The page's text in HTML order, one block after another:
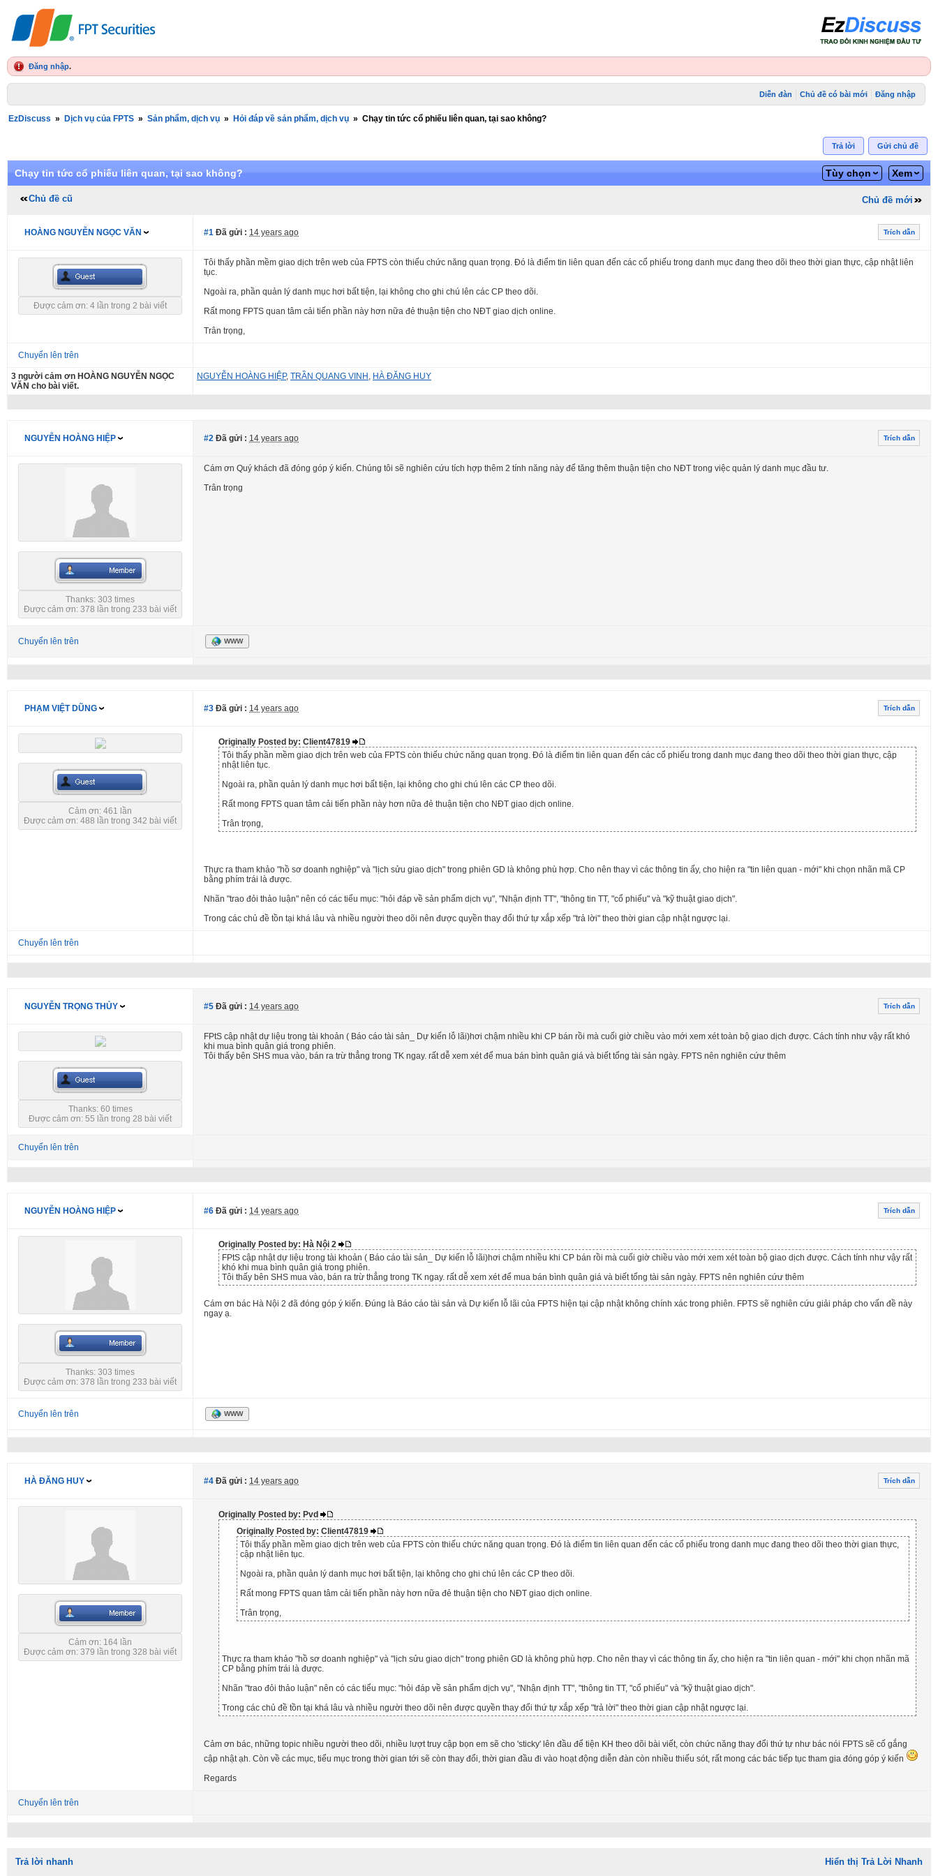
Đăng nhập.
Diễn đàn Chủ đề có bài mới Đăng nhập
EzDiscuss » Dịch vụ của FPTS » Sản phẩm, dịch vụ » Hỏi đáp về sản phẩm, dịch vụ » Chạy tin tức cổ phiếu liên quan, tại sao không?
Gửi chủ đề
Trả lời
Chạy tin tức cổ phiếu liên quan, tại sao không? Tùy chọn Xem
Chủ đề cũ Chủ đề mới
HOÀNG NGUYỄN NGỌC VĂN #1 Đã gửi : 14 years ago Trích dẫn
Được cảm ơn: 4 lần trong 2 bài viết
Tôi thấy phần mềm giao dịch trên web của FPTS còn thiếu chức năng quan trọng. Đó là điểm tin liên quan đến các cổ phiếu trong danh mục đang theo dõi theo thời gian thực, cập nhật liên
tục.
Ngoài ra, phần quản lý danh mục hơi bất tiện, lại không cho ghi chú lên các CP theo dõi.
Rất mong FPTS quan tâm cải tiến phần này hơn nữa đẻ thuận tiện cho NĐT giao dịch online.
Trân trọng,
Chuyển lên trên
3 người cảm ơn HOÀNG NGUYỄN NGỌC
VĂN cho bài viết.
NGUYỄN HOÀNG HIỆP, TRẦN QUANG VINH , HÀ ĐĂNG HUY
NGUYỄN HOÀNG HIỆP #2 Đã gửi : 14 years ago Trích dẫn
Thanks: 303 times
Được cảm ơn: 378 lần trong 233 bài viết
Cám ơn Quý khách đã đóng góp ý kiến. Chúng tôi sẽ nghiên cứu tích hợp thêm 2 tính năng này để tăng thêm thuận tiện cho NĐT trong việc quản lý danh mục đầu tư.
Trân trọng
Chuyển lên trên WWW
PHẠM VIỆT DŨNG #3 Đã gửi : 14 years ago Trích dẫn
Cảm ơn: 461 lần
Được cảm ơn: 488 lần trong 342 bài viết
Originally Posted by: Client47819
Tôi thấy phần mềm giao dịch trên web của FPTS còn thiếu chức năng quan trọng. Đó là điểm tin liên quan đến các cổ phiếu trong danh mục đang theo dõi theo thời gian thực, cập
nhật liên tục.
Ngoài ra, phần quản lý danh mục hơi bất tiện, lại không cho ghi chú lên các CP theo dõi.
Rất mong FPTS quan tâm cải tiến phần này hơn nữa đẻ thuận tiện cho NĐT giao dịch online.
Trân trọng,
Thực ra tham khảo "hồ sơ doanh nghiệp" và "lịch sửu giao dịch" trong phiên GD là không phù hợp. Cho nên thay vì các thông tin ấy, cho hiện ra "tin liên quan - mới" khi chọn nhãn mã CP
bằng phím trái là được.
Nhãn "trao đỏi thảo luận" nên có các tiểu mục: "hỏi đáp về sản phẩm dịch vụ", "Nhận định TT", "thông tin TT, "cổ phiếu" và "kỹ thuật giao dịch".
Trong các chủ đề tồn tại khá lâu và nhiều người theo dõi nên được quyền thay đổi thứ tự xắp xếp "trả lời" theo thời gian cập nhật ngược lại.
Chuyển lên trên
NGUYỄN TRỌNG THỦY #5 Đã gửi : 14 years ago Trích dẫn
Thanks: 60 times
Được cảm ơn: 55 lần trong 28 bài viết
FPtS cập nhật dự liệu trong tài khoản ( Báo cáo tài sản_ Dự kiến lỗ lãi)hơi chậm nhiều khi CP bán rồi mà cuối giờ chiều vào mới xem xét toàn bộ giao dịch được. Cách tính như vậy rất khó
khi mua bình quân giá trong phiên.
Tôi thấy bên SHS mua vào, bán ra trừ thẳng trong TK ngay. rất dễ xem xét để mua bán bình quân giá và biết tổng tài sản ngày. FPTS nên nghiên cứư thêm
Chuyển lên trên
NGUYỄN HOÀNG HIỆP #6 Đã gửi : 14 years ago Trích dẫn
Thanks: 303 times
Được cảm ơn: 378 lần trong 233 bài viết
Originally Posted by: Hà Nội 2
FPtS cập nhật dự liệu trong tài khoản ( Báo cáo tài sản_ Dự kiến lỗ lãi)hơi chậm nhiều khi CP bán rồi mà cuối giờ chiều vào mới xem xét toàn bộ giao dịch được. Cách tính như vậy rất
khó khi mua bình quân giá trong phiên.
Tôi thấy bên SHS mua vào, bán ra trừ thẳng trong TK ngay. rất dễ xem xét để mua bán bình quân giá và biết tổng tài sản ngày. FPTS nên nghiên cứư thêm
Cám ơn bác Hà Nội 2 đã đóng góp ý kiến. Đúng là Báo cáo tài sản và Dự kiến lỗ lãi của FPTS hiện tại cập nhật không chính xác trong phiên. FPTS sẽ nghiên cứu giải pháp cho vấn đề này
ngay ạ.
Chuyển lên trên WWW
HÀ ĐĂNG HUY #4 Đã gửi : 14 years ago Trích dẫn
Cảm ơn: 164 lần
Được cảm ơn: 379 lần trong 328 bài viết
Originally Posted by: Pvd
Originally Posted by: Client47819
Tôi thấy phần mềm giao dịch trên web của FPTS còn thiếu chức năng quan trọng. Đó là điểm tin liên quan đến các cổ phiếu trong danh mục đang theo dõi theo thời gian thực,
cập nhật liên tục.
Ngoài ra, phần quản lý danh mục hơi bất tiện, lại không cho ghi chú lên các CP theo dõi.
Rất mong FPTS quan tâm cải tiến phần này hơn nữa đẻ thuận tiện cho NĐT giao dịch online.
Trân trọng,
Thực ra tham khảo "hồ sơ doanh nghiệp" và "lịch sửu giao dịch" trong phiên GD là không phù hợp. Cho nên thay vì các thông tin ấy, cho hiện ra "tin liên quan - mới" khi chọn nhãn mã
CP bằng phím trái là được.
Nhãn "trao đỏi thảo luận" nên có các tiểu mục: "hỏi đáp về sản phẩm dịch vụ", "Nhận định TT", "thông tin TT, "cổ phiếu" và "kỹ thuật giao dịch".
Trong các chủ đề tồn tại khá lâu và nhiều người theo dõi nên được quyền thay đổi thứ tự xắp xếp "trả lời" theo thời gian cập nhật ngược lại.
Cảm ơn bác, những topic nhiều người theo dõi, nhiều lượt truy cập bọn em sẽ cho 'sticky' lên đầu để tiện KH theo dõi bài viết, còn chức năng thay đổi thứ tự như bác nói FPTS sẽ cố gắng
cập nhật ạh. Còn về các mục, tiểu mục trong thời gian tới sẽ còn thay đổi, thời gian đầu đi vào hoạt động diễn đàn còn nhiều thiếu sót, rất mong các bác tiếp tục tham gia đóng góp ý kiến
Regards
Chuyển lên trên
Trả lời nhanh Hiển thị Trả Lời Nhanh